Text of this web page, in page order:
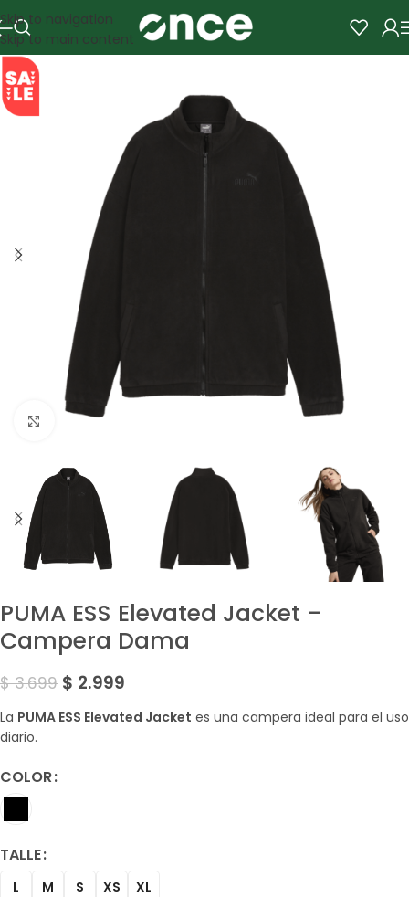
Skip to navigation
Skip to main content
SALE
Amplía la Imagen
PUMA ESS Elevated Jacket –
Campera Dama
$3.699 $ 2.999
La PUMA ESS Elevated Jacket es una campera ideal para el uso
diario.
COLOR
TALLE
L M S XS XL